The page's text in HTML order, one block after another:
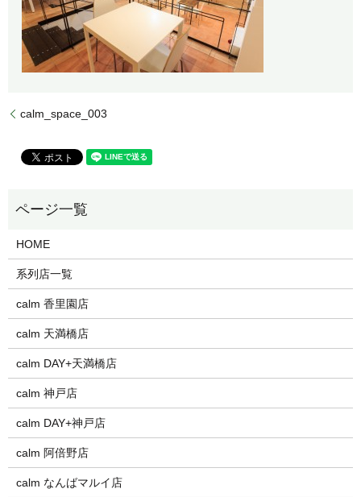
calm_space_003
HOME
系列店一覧
calm 香里園店
calm 天満橋店
calm DAY+天満橋店
calm 神戸店
calm DAY+神戸店
calm 阿倍野店
calm なんばマルイ店